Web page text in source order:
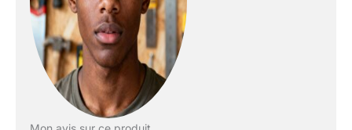
contre l’exposition
directe au laser. Un
interrupteur d’arrêt
d’urgence assure en
outre une sécurité